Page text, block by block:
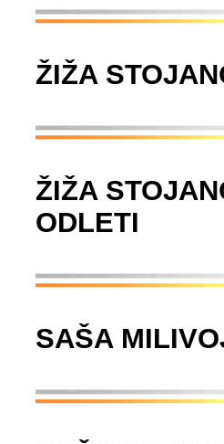
ŽIŽA
ŽIŽA
ODLETI
SAŠA